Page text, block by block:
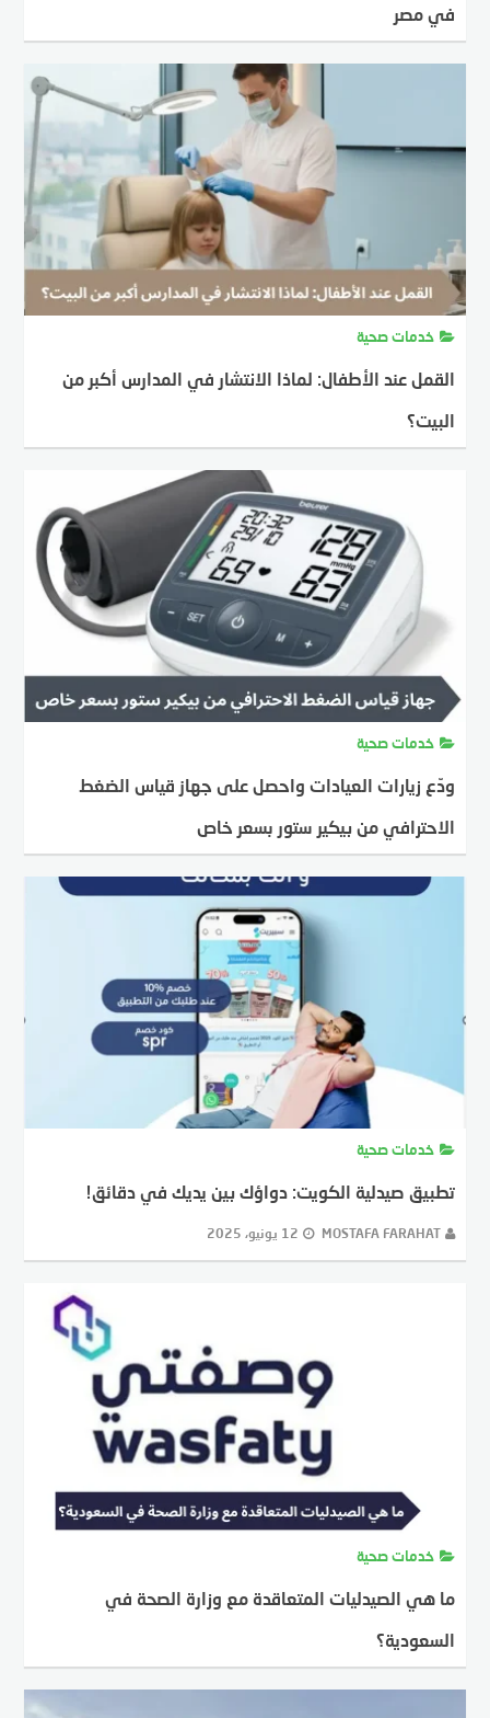
في مصر
خدمات صحية
القمل عند الأطفال: لماذا الانتشار في المدارس أكبر من
البيت؟
خدمات صحية
ودّع زيارات العيادات واحصل على جهاز قياس الضغط
الاحترافي من بيكير ستور بسعر خاص
خدمات صحية
تطبيق صيدلية الكويت: دواؤك بين يديك في دقائق!
MOSTAFA FARAHAT 12 يونيو، 2025
خدمات صحية
ما هي الصيدليات المتعاقدة مع وزارة الصحة في
السعودية؟